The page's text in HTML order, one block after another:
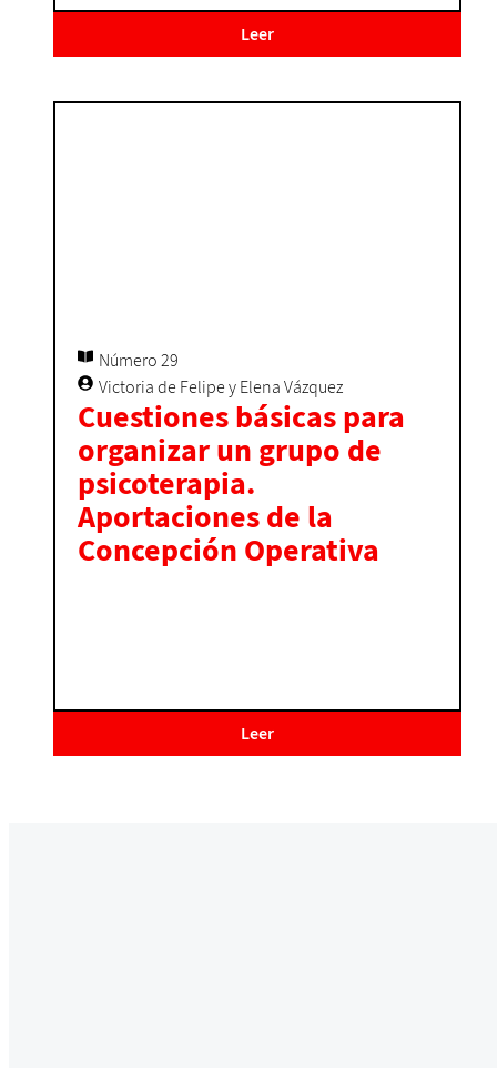
Leer
Número 29
Victoria de Felipe y Elena Vázquez
Cuestiones básicas para
organizar un grupo de
psicoterapia.
Aportaciones de la
Concepción Operativa
Leer